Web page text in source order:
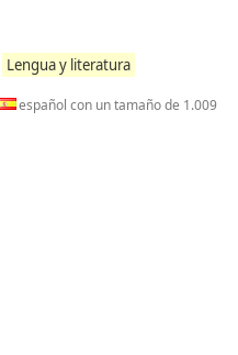
Lengua y literatura
español con un tamaño de 1.009